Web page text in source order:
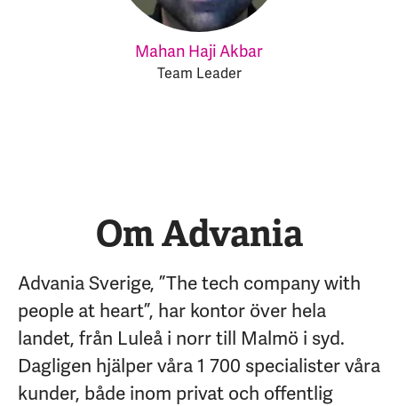
Mahan Haji Akbar
Team Leader
Om Advania
Advania Sverige, ”The tech company with
people at heart”, har kontor över hela
landet, från Luleå i norr till Malmö i syd.
Dagligen hjälper våra 1 700 specialister våra
kunder, både inom privat och offentlig